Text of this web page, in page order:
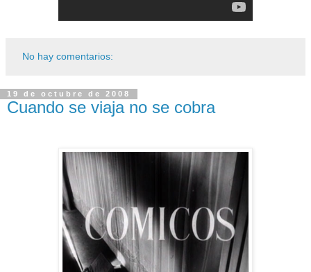
No hay comentarios:
19 de octubre de 2008
Cuando se viaja no se cobra